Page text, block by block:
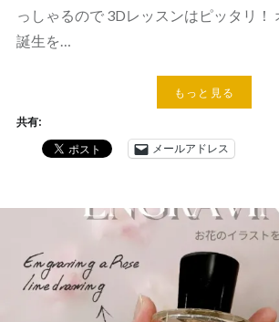
っしゃるので 3Dレッスンはピッタリ！
誕生を…
もっと見る
共有:
メールアドレス